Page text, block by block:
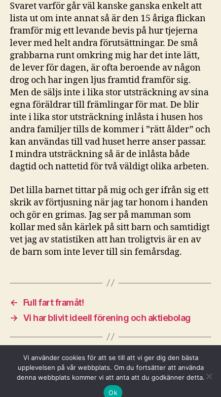
Svaret varför går väl kanske ganska enkelt att
lista ut om inte annat så är den 15 åriga flickan
framför mig ett levande bevis på hur tjejerna
lever med helt andra förutsättningar. De små
grabbarna runt omkring mig har det inte lätt,
de lever för dagen, är ofta beroende av någon
drog och har ingen ljus framtid framför sig.
Men de säljs inte i lika stor utsträckning av sina
egna föräldrar till främlingar för mat. De blir
inte i lika stor utsträckning inlåsta i husen hos
andra familjer tills de kommer i ”rätt ålder” och
kan användas till vad huset herre anser passar.
I mindra utsträckning så är de inlåsta både
dagtid och nattetid för två väldigt olika arbeten.
Det lilla barnet tittar på mig och ger ifrån sig ett
skrik av förtjusning när jag tar honom i handen
och gör en grimas. Jag ser på mamman som
kollar med sån kärlek på sitt barn och samtidigt
vet jag av statistiken att han troligtvis är en av
de barn som inte lever till sin femårsdag.
←
Full fart framåt!
→ Vi har blivit ideell förening och aktiebolag
Tanzaniaprojektet
Vi använder cookies för att se till att vi ger dig den bästa
upplevelsen på vår webbplats. Om du fortsätter att använda
denna webbplats kommer vi att anta att du godkänner detta.
Ok